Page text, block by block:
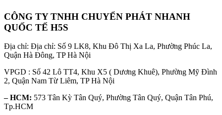
CÔNG TY TNHH CHUYỂN PHÁT NHANH
QUỐC TẾ H5S
Địa chỉ: Địa chỉ: Số 9 LK8, Khu Đô Thị Xa La, Phường Phúc La,
Quận Hà Đông, TP Hà Nội
VPGD : Số 42 Lô TT4, Khu X5 ( Dương Khuê), Phường Mỹ Đình
2, Quận Nam Từ Liêm, TP Hà Nội
– HCM: 573 Tân Kỳ Tân Quý, Phường Tân Quý, Quận Tân Phú,
Tp.HCM